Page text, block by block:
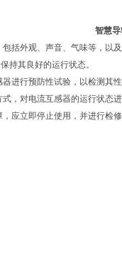
智慧
括外观、声音、气味等，以及
持其良好的运行状态。
进行预防性试验，以检测其性
，对电流互感器的运行状态
应立即停止使用，并进行检